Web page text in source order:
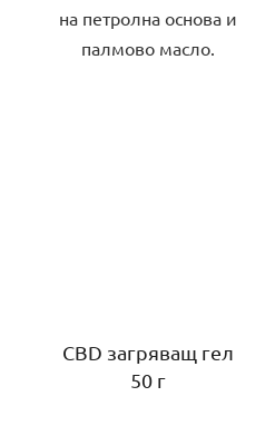
на петролна основа и
палмово масло.
CBD загряващ гел
50 г